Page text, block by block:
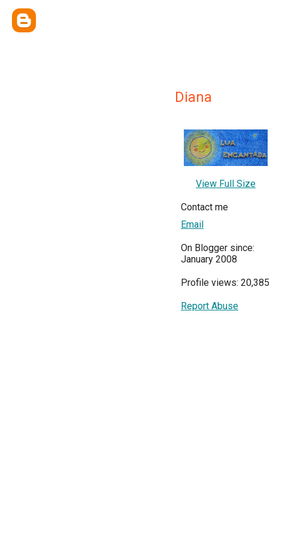
Diana
View Full Size
Contact me
Email
On Blogger since:
January 2008
Profile views: 20,385
Report Abuse